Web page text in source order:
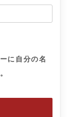
に自分の名